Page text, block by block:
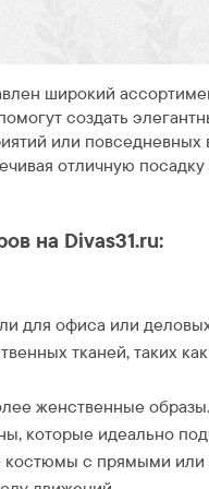
широкий
создать
или повседневных
отличную
на Divas31.ru:
для офиса или
тканей, таких
женственные
которые идеально
костюмы с прямыми